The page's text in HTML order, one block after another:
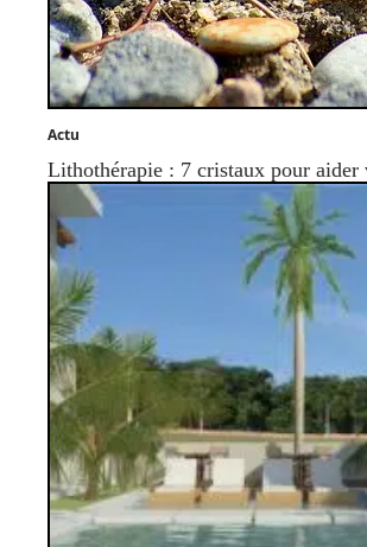
Actu
Lithothérapie : 7 cristaux pour aider